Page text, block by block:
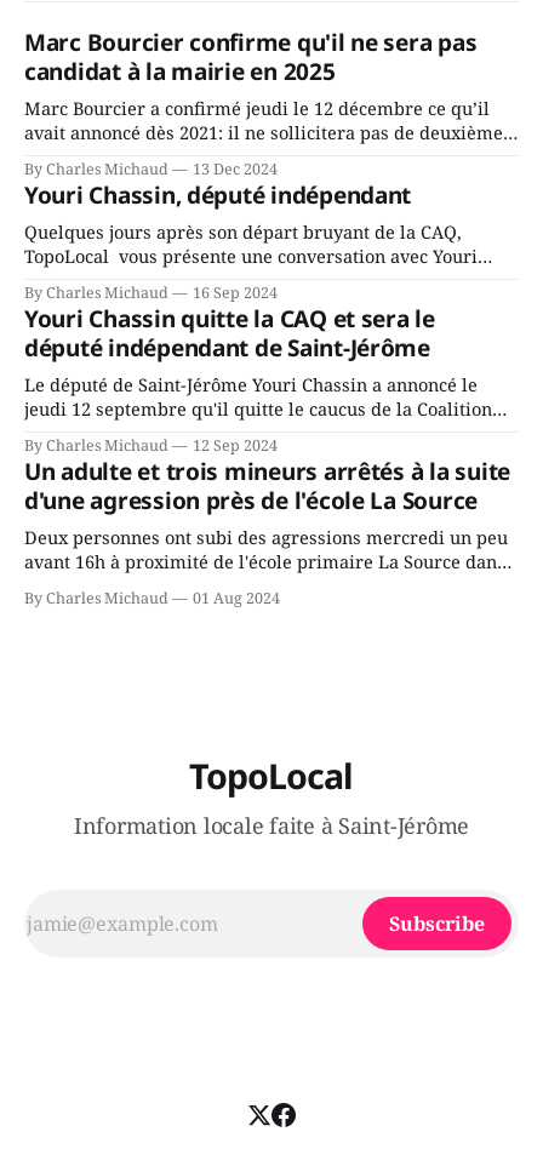
Marc Bourcier confirme qu'il ne sera pas
candidat à la mairie en 2025
Marc Bourcier a confirmé jeudi le 12 décembre ce qu’il
avait annoncé dès 2021: il ne sollicitera pas de deuxième
mandat à titre de maire de Saint-Jérôme. Bourcier en a
fait l’annonce en s’adressant aux employés de la ville,
rassemblés en soirée pour leur traditionnel souper
By Charles Michaud 13 Dec 2024
Youri Chassin, député indépendant
Quelques jours après son départ bruyant de la CAQ,
TopoLocal vous présente une conversation avec Youri
Chassin. Nous avons causé de sa décision. Y songeait-il
depuis longtemps? Sera-t-il candidat indépendant dans 2
ans? Joindrait-il un autre parti, par exemple les
conservateurs d’Éric Duhaime? Que lui
By Charles Michaud 16 Sep 2024
Youri Chassin quitte la CAQ et sera le
député indépendant de Saint-Jérôme
Le député de Saint-Jérôme Youri Chassin a annoncé le
jeudi 12 septembre qu'il quitte le caucus de la Coalition
Avenir Québec de François Legault parce qu'il est déçu du
gouvernement de la CAQ, surtout de son incapacité, qu'il
juge chronique, à offrir des
By Charles Michaud 12 Sep 2024
Un adulte et trois mineurs arrêtés à la suite
d'une agression près de l'école La Source
Deux personnes ont subi des agressions mercredi un peu
avant 16h à proximité de l'école primaire La Source dans
le secteur Bellefeuille de Saint-Jérôme. L'une de deux
victimes aurait été écrasée sous un véhicule et aspergée
By Charles Michaud 01 Aug 2024
TopoLocal
Information locale faite à Saint-Jérôme
Subscribe